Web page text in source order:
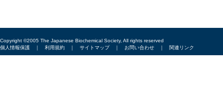
Copyright ©2005 The Japanese Biochemical Society, All rights reserved
個人情報保護 ｜ 利用規約 ｜ サイトマップ｜ お問い合わせ ｜ 関連リンク